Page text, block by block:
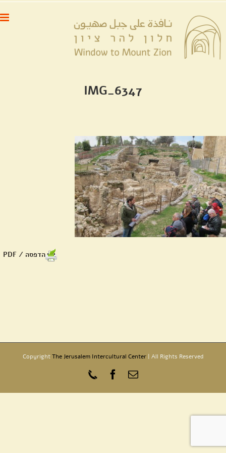
דלג
לתוכן
IMG_6347
הדפסה / PDF
CopyrightThe Jerusalem Intercultural Center| All Rights Reserved
כתובת
אלקטרוני
Facebook
Phone